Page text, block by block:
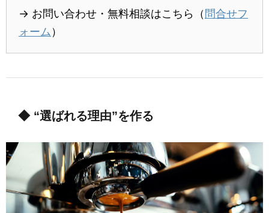
→ お問い合わせ・無料相談はこちら（ 問合せフ
ォーム ）
◆ “選ばれる理由”を作る